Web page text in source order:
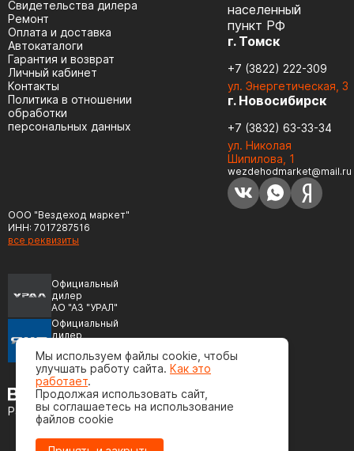
ООО "Вездеход маркет"
ИНН: 7017287516
все реквизиты
Официальный
дилер
АО "АЗ "УРАЛ"
Официальный
дилер
(ЯМЗ)
Разработка сайта
Cвидетельства дилера
Ремонт
Оплата и доставка
Автокаталоги
Гарантия и возврат
Личный кабинет
Контакты
Политика в отношении
обработки
персональных данных
населенный
пункт РФ
г. Томск
+7 (3822) 222-309
ул. Энергетическая, 3
г. Новосибирск
+7 (3832) 63-33-34
ул. Николая
Шипилова, 1
wezdehodmarket@mail.ru
Мы используем файлы cookie, чтобы
улучшать работу сайта. Как это
работает.
Продолжая использовать сайт,
вы соглашаетесь на использование
файлов cookie